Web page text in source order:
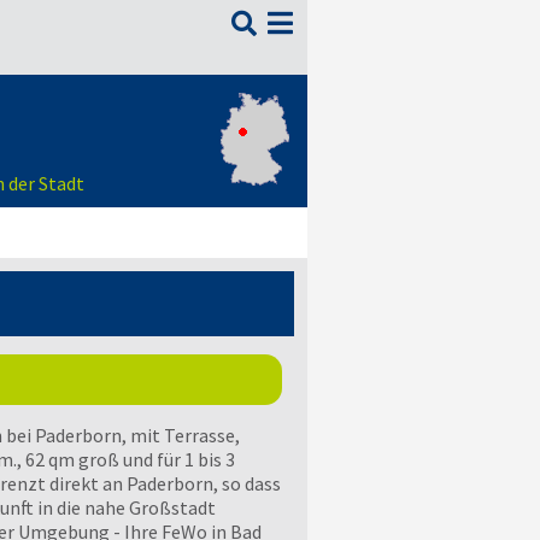

der Stadt
Paderborn, mit Terrasse,
62 qm groß und für 1 bis 3
direkt an Paderborn, so dass
in die nahe Großstadt
Umgebung - Ihre FeWo in Bad